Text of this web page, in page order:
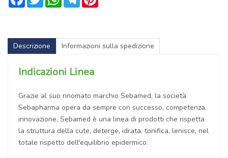
Descrizione Informazioni sulla spedizione
Indicazioni Linea
Grazie al suo rinomato marchio Sebamed, la società
Sebapharma opera da sempre con successo, competenza,
innovazione. Sebamed è una linea di prodotti che rispetta
la struttura della cute, deterge, idrata, tonifica, lenisce, nel
totale rispetto dell'equilibrio epidermico.